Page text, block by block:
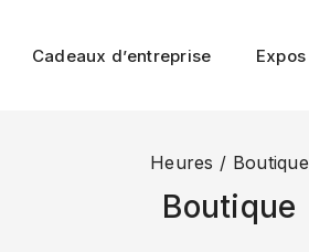
Cadeaux d’entreprise Expos
Heures / Boutique
Boutique